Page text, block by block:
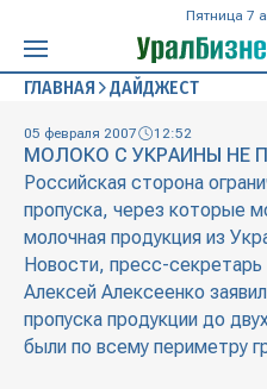
Пятница 7
ГЛАВНАЯ ДАЙДЖЕСТ
05 февраля 2007 12:52
МОЛОКО С УКРАИНЫ НЕ
Российская сторона
пропуска, через которые
молочная продукция из
Новости, пресс-
Алексей Алексеенко
пропуска продукции до
были по всему периметру